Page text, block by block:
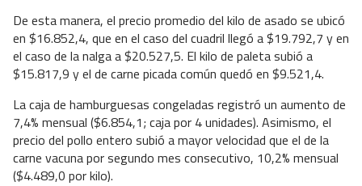
De esta manera, el precio promedio del kilo de asado se ubicó
en $16.852,4, que en el caso del cuadril llegó a $19.792,7 y en
el caso de la nalga a $20.527,5. El kilo de paleta subió a
$15.817,9 y el de carne picada común quedó en $9.521,4.
La caja de hamburguesas congeladas registró un aumento de
7,4% mensual ($6.854,1; caja por 4 unidades). Asimismo, el
precio del pollo entero subió a mayor velocidad que el de la
carne vacuna por segundo mes consecutivo, 10,2% mensual
($4.489,0 por kilo).